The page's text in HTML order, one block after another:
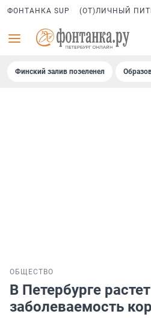
ФОНТАНКА SUP (ОТ)ЛИЧНЫЙ
Финский залив позеленел
ОБЩЕСТВО
В Петербурге растет
заболеваемость